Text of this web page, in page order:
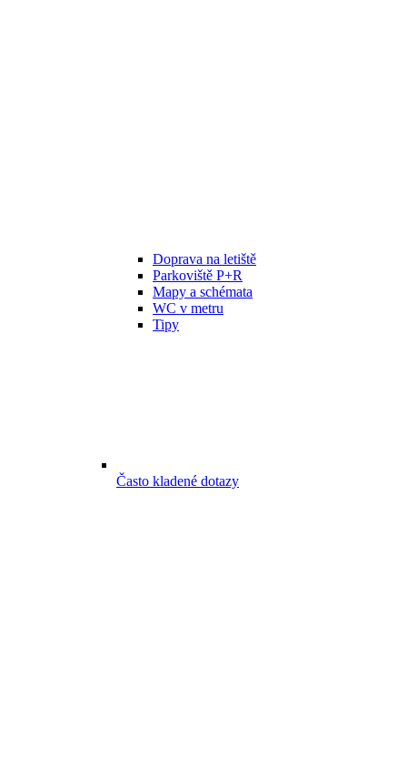
Doprava na letiště
Parkoviště P+R
Mapy a schémata
WC v metru
Tipy
Často kladené dotazy